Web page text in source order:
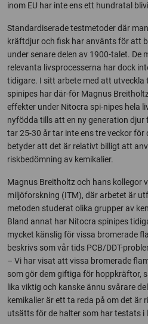
inom EU har inte ens ett hundratal
Standardiserade testmetoder där
kräftdjur och fisk har använts för att
under senare delen av 1900-talet. De
relevanta livsprocesserna har dock
tidigare. I sitt arbete med att utveckla
spinipes har där-för Magnus
effekter under Nitocra spi-nipes hela
nyfödda tills att en ny generation
tar 25-30 år tar inte ens tre veckor
betyder att det är relativt billigt att
riskbedömning av kemikalier.
Magnus Breitholtz och hans kollegor
miljöforskning (ITM), där arbetet är
metoden studerat olika grupper av
Bland annat har Nitocra spinipes
mycket känslig för vissa bromerade
beskrivs som vår tids PCB/DDT-
– Vi har visat att vissa bromerade
som gör dem giftiga för hoppkräftor,
lika viktig och kanske ännu svårare
kemikalier är ett ta reda på om det är
utsätts för de halter som har testats i